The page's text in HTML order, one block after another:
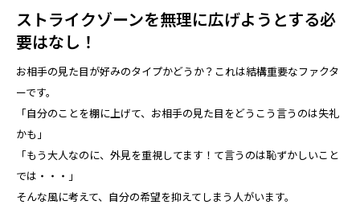
ストライクゾーンを無理に広げようとする必
要はなし！
お相手の見た目が好みのタイプかどうか？これは結構重要なファクタ
ーです。
「自分のことを棚に上げて、お相手の見た目をどうこう言うのは失礼
かも」
「もう大人なのに、外見を重視してます！て言うのは恥ずかしいこと
では・・・」
そんな風に考えて、自分の希望を抑えてしまう人がいます。